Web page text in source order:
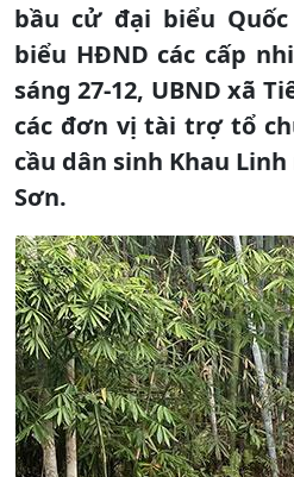
bầu cử đại biểu
biểu HĐND các cấp
sáng 27-12, UBND xã
các đơn vị tài trợ tổ
cầu dân sinh Khau
Sơn.